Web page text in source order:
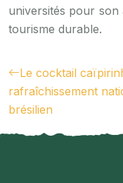
universités pour
tourisme durable.
Le cocktail
rafraîchissement
brésilien